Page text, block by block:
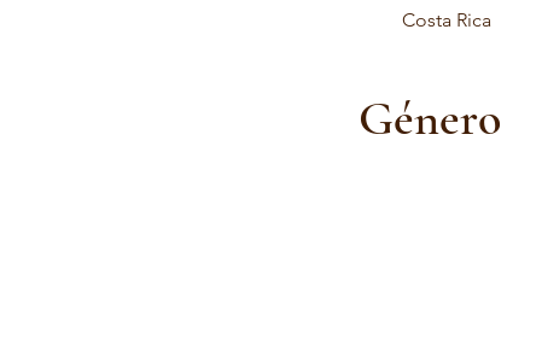
Costa Rica
Género